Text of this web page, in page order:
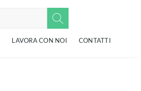
LAVORA CON NOI CONTATTI